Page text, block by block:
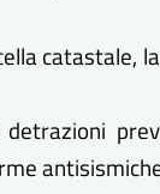
catastale,